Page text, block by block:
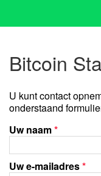
Bitcoin
U kunt contact
onderstaand
Uw naam*
Uw e-mailadres*